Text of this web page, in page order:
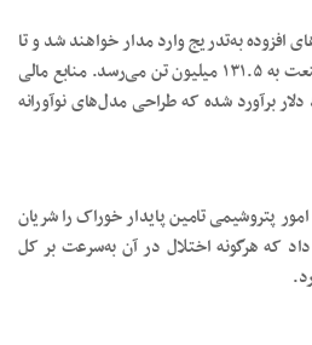
افزوده به‌تدریج وارد مدار خواهند شد و تا
پایان برنامه ظرفیت اسمی کل صنعت به ۱۳۱.۵ میلیون تن می‌رسد. منابع مالی
پروژه‌ها ۲۴ میلیارد دلار برآورد شده که طراحی مدل‌های نوآورانه
پتروشیمی تامین پایدار خوراک را شریان
که هرگونه اختلال در آن به‌سرعت بر کل